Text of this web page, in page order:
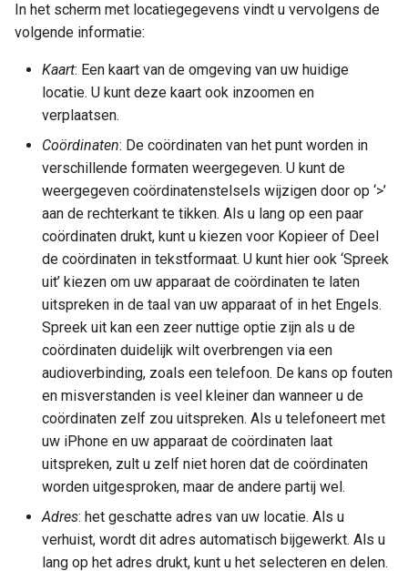
In het scherm met locatiegegevens vindt u vervolgens de
volgende informatie:
Kaart: Een kaart van de omgeving van uw huidige
locatie. U kunt deze kaart ook inzoomen en
verplaatsen.
Coördinaten: De coördinaten van het punt worden in
verschillende formaten weergegeven. U kunt de
weergegeven coördinatenstelsels wijzigen door op ‘>’
aan de rechterkant te tikken. Als u lang op een paar
coördinaten drukt, kunt u kiezen voor Kopieer of Deel
de coördinaten in tekstformaat. U kunt hier ook ‘Spreek
uit’ kiezen om uw apparaat de coördinaten te laten
uitspreken in de taal van uw apparaat of in het Engels.
Spreek uit kan een zeer nuttige optie zijn als u de
coördinaten duidelijk wilt overbrengen via een
audioverbinding, zoals een telefoon. De kans op fouten
en misverstanden is veel kleiner dan wanneer u de
coördinaten zelf zou uitspreken. Als u telefoneert met
uw iPhone en uw apparaat de coördinaten laat
uitspreken, zult u zelf niet horen dat de coördinaten
worden uitgesproken, maar de andere partij wel.
Adres: het geschatte adres van uw locatie. Als u
verhuist, wordt dit adres automatisch bijgewerkt. Als u
lang op het adres drukt, kunt u het selecteren en delen.